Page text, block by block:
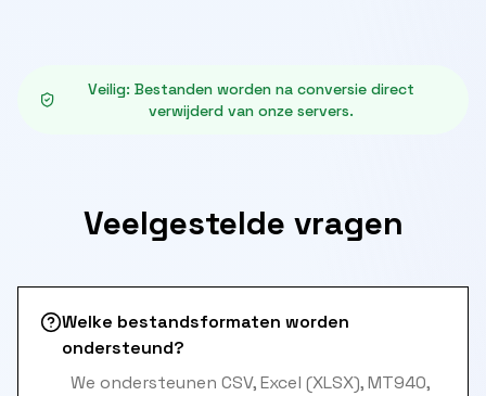
Veilig: Bestanden worden na conversie direct
verwijderd van onze servers.
Veelgestelde vragen
Welke bestandsformaten worden
ondersteund?
We ondersteunen CSV, Excel (XLSX), MT940,